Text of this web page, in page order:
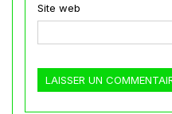
Site web